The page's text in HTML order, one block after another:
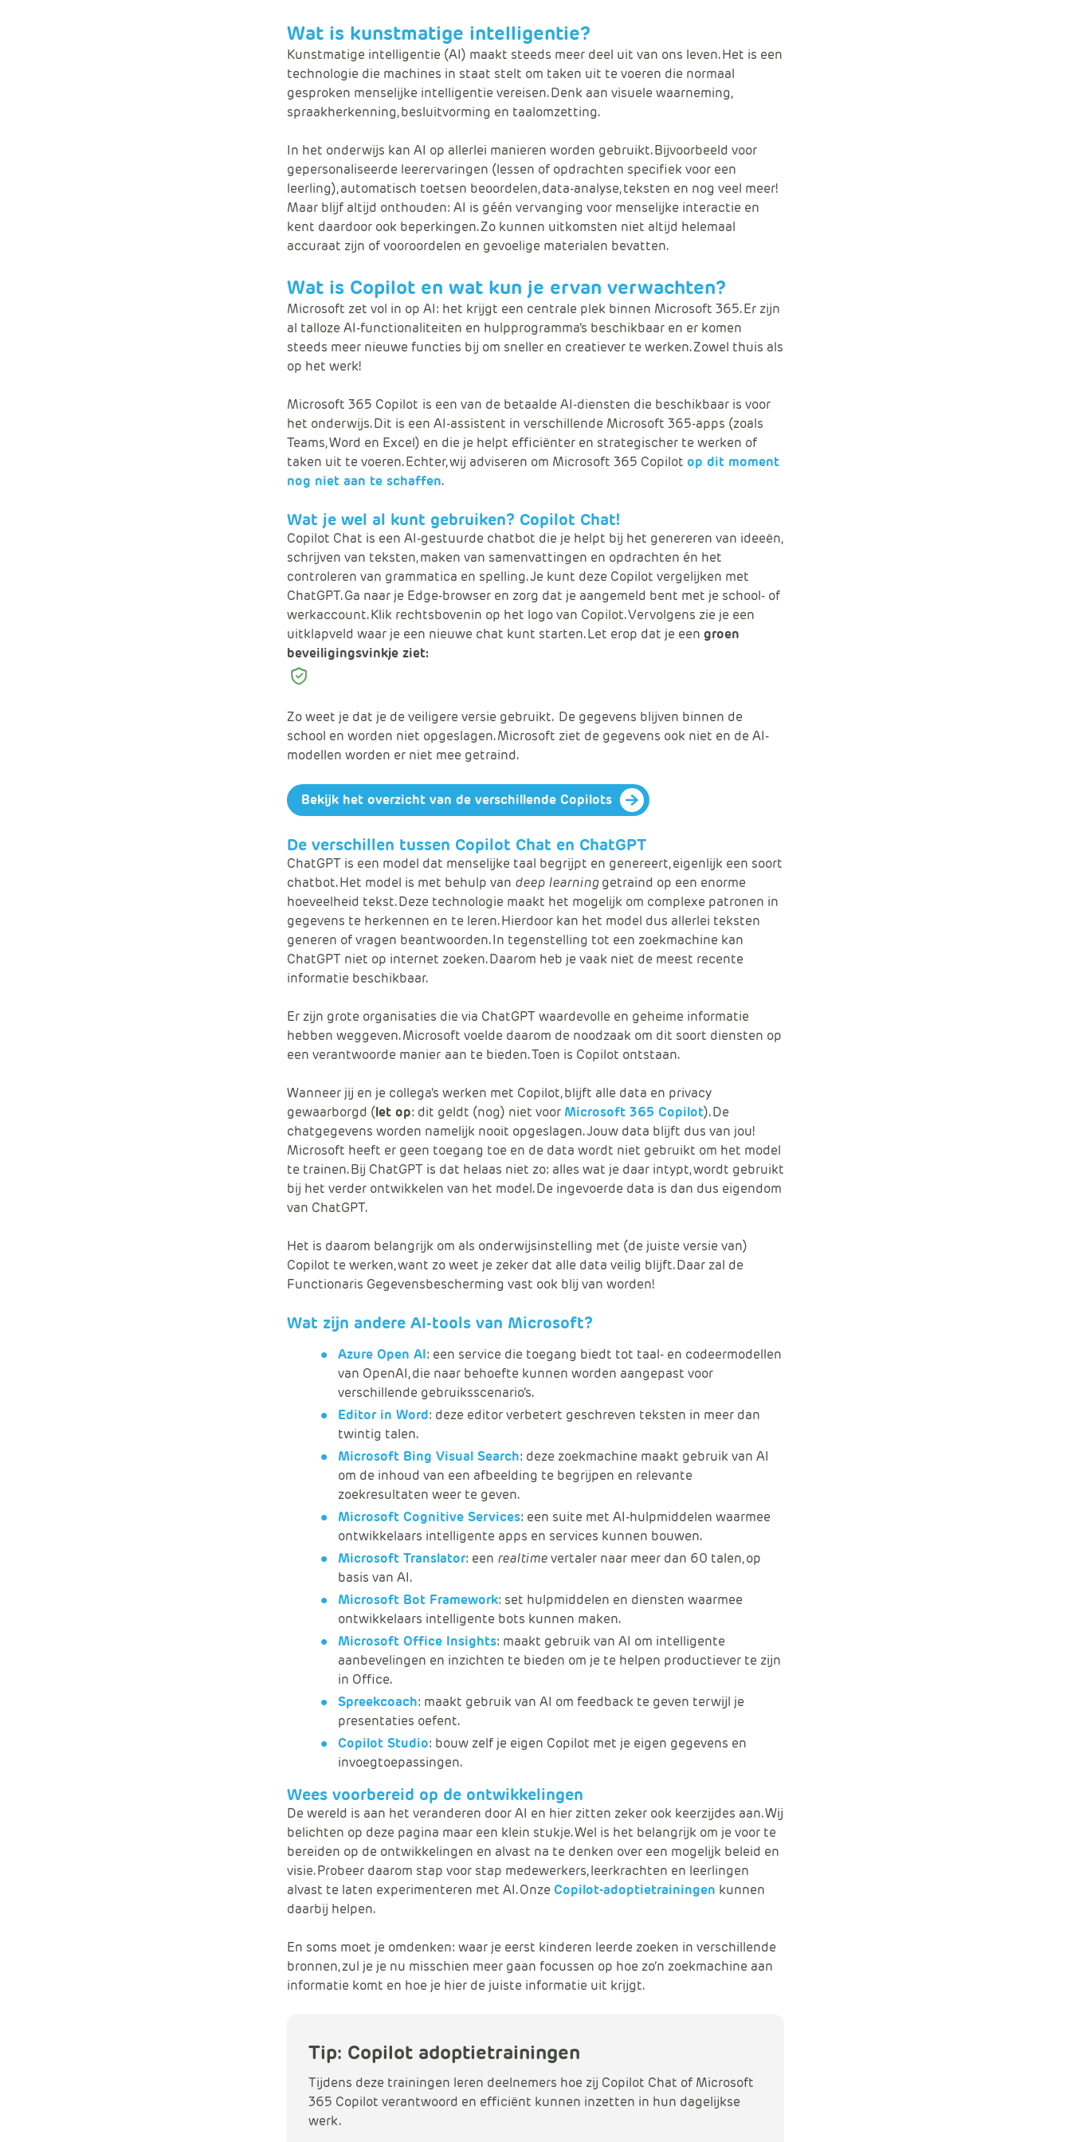
Wat is kunstmatige intelligentie?
Kunstmatige intelligentie (AI) maakt steeds meer deel uit van ons leven. Het is een
technologie die machines in staat stelt om taken uit te voeren die normaal
gesproken menselijke intelligentie vereisen. Denk aan visuele waarneming,
spraakherkenning, besluitvorming en taalomzetting.
In het onderwijs kan AI op allerlei manieren worden gebruikt. Bijvoorbeeld voor
gepersonaliseerde leerervaringen (lessen of opdrachten specifiek voor een
leerling), automatisch toetsen beoordelen, data-analyse, teksten en nog veel meer!
Maar blijf altijd onthouden: AI is géén vervanging voor menselijke interactie en
kent daardoor ook beperkingen. Zo kunnen uitkomsten niet altijd helemaal
accuraat zijn of vooroordelen en gevoelige materialen bevatten.
Wat is Copilot en wat kun je ervan verwachten?
Microsoft zet vol in op AI: het krijgt een centrale plek binnen Microsoft 365. Er zijn
al talloze AI-functionaliteiten en hulpprogramma’s beschikbaar en er komen
steeds meer nieuwe functies bij om sneller en creatiever te werken. Zowel thuis als
op het werk!
Microsoft 365 Copilot is een van de betaalde AI-diensten die beschikbaar is voor
het onderwijs. Dit is een AI-assistent in verschillende Microsoft 365-apps (zoals
Teams, Word en Excel) en die je helpt efficiënter en strategischer te werken of
taken uit te voeren. Echter, wij adviseren om Microsoft 365 Copilot op dit moment
nog niet aan te schaffen.
Wat je wel al kunt gebruiken? Copilot Chat!
Copilot Chat is een AI-gestuurde chatbot die je helpt bij het genereren van ideeën,
schrijven van teksten, maken van samenvattingen en opdrachten én het
controleren van grammatica en spelling. Je kunt deze Copilot vergelijken met
ChatGPT. Ga naar je Edge-browser en zorg dat je aangemeld bent met je school- of
werkaccount. Klik rechtsbovenin op het logo van Copilot. Vervolgens zie je een
uitklapveld waar je een nieuwe chat kunt starten. Let erop dat je een groen
beveiligingsvinkje ziet:
Zo weet je dat je de veiligere versie gebruikt. De gegevens blijven binnen de
school en worden niet opgeslagen. Microsoft ziet de gegevens ook niet en de AI-
modellen worden er niet mee getraind.
Bekijk het overzicht van de verschillende Copilots
De verschillen tussen Copilot Chat en ChatGPT
ChatGPT is een model dat menselijke taal begrijpt en genereert, eigenlijk een soort
chatbot. Het model is met behulp van deep learninggetraind op een enorme
hoeveelheid tekst. Deze technologie maakt het mogelijk om complexe patronen in
gegevens te herkennen en te leren. Hierdoor kan het model dus allerlei teksten
generen of vragen beantwoorden. In tegenstelling tot een zoekmachine kan
ChatGPT niet op internet zoeken. Daarom heb je vaak niet de meest recente
informatie beschikbaar.
Er zijn grote organisaties die via ChatGPT waardevolle en geheime informatie
hebben weggeven. Microsoft voelde daarom de noodzaak om dit soort diensten op
een verantwoorde manier aan te bieden. Toen is Copilot ontstaan.
Wanneer jij en je collega's werken met Copilot, blijft alle data en privacy
gewaarborgd (let op: dit geldt (nog) niet voor Microsoft 365 Copilot). De
chatgegevens worden namelijk nooit opgeslagen. Jouw data blijft dus van jou!
Microsoft heeft er geen toegang toe en de data wordt niet gebruikt om het model
te trainen. Bij ChatGPT is dat helaas niet zo: alles wat je daar intypt, wordt gebruikt
bij het verder ontwikkelen van het model. De ingevoerde data is dan dus eigendom
van ChatGPT.
Het is daarom belangrijk om als onderwijsinstelling met (de juiste versie van)
Copilot te werken, want zo weet je zeker dat alle data veilig blijft. Daar zal de
Functionaris Gegevensbescherming vast ook blij van worden!
Wat zijn andere AI-tools van Microsoft?
Azure Open AI: een service die toegang biedt tot taal- en codeermodellen
van OpenAI, die naar behoefte kunnen worden aangepast voor
verschillende gebruiksscenario’s.
Editor in Word: deze editor verbetert geschreven teksten in meer dan
twintig talen.
Microsoft Bing Visual Search: deze zoekmachine maakt gebruik van AI
om de inhoud van een afbeelding te begrijpen en relevante
zoekresultaten weer te geven.
Microsoft Cognitive Services: een suite met AI-hulpmiddelen waarmee
ontwikkelaars intelligente apps en services kunnen bouwen.
Microsoft Translator: een realtimevertaler naar meer dan 60 talen, op
basis van AI.
Microsoft Bot Framework: set hulpmiddelen en diensten waarmee
ontwikkelaars intelligente bots kunnen maken.
Microsoft Office Insights: maakt gebruik van AI om intelligente
aanbevelingen en inzichten te bieden om je te helpen productiever te zijn
in Office.
Spreekcoach: maakt gebruik van AI om feedback te geven terwijl je
presentaties oefent.
Copilot Studio: bouw zelf je eigen Copilot met je eigen gegevens en
invoegtoepassingen.
Wees voorbereid op de ontwikkelingen
De wereld is aan het veranderen door AI en hier zitten zeker ook keerzijdes aan. Wij
belichten op deze pagina maar een klein stukje. Wel is het belangrijk om je voor te
bereiden op de ontwikkelingen en alvast na te denken over een mogelijk beleid en
visie. Probeer daarom stap voor stap medewerkers, leerkrachten en leerlingen
alvast te laten experimenteren met AI. Onze Copilot-adoptietrainingen kunnen
daarbij helpen.
En soms moet je omdenken: waar je eerst kinderen leerde zoeken in verschillende
bronnen, zul je je nu misschien meer gaan focussen op hoe zo’n zoekmachine aan
informatie komt en hoe je hier de juiste informatie uit krijgt.
Tip: Copilot adoptietrainingen
Tijdens deze trainingen leren deelnemers hoe zij Copilot Chat of Microsoft
365 Copilot verantwoord en efficiënt kunnen inzetten in hun dagelijkse
werk.